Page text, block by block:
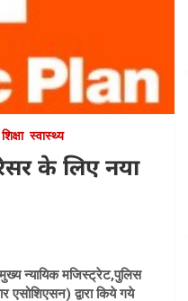
शिक्षा स्वास्थ्य
के लिए नया
न्यायिक मजिस्ट्रेट,पुलिस
एसोशिएसन) द्वारा किये गये